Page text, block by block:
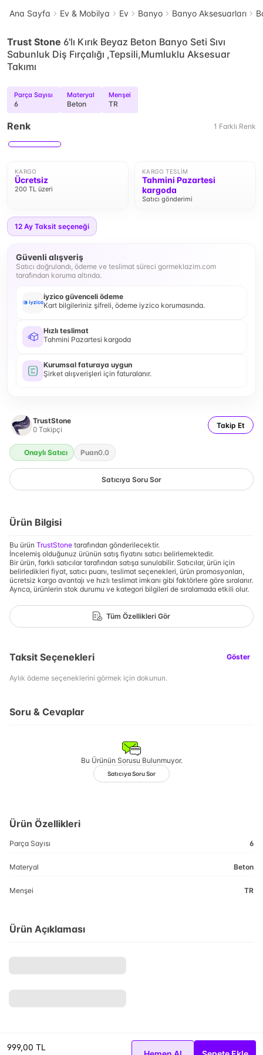
Ana Sayfa Ev & Mobilya Ev Banyo Banyo Aksesuarları
Trust Stone 6'lı Kırık Beyaz Beton Banyo Seti Sıvı
Sabunluk Diş Fırçalığı ,Tepsili,Mumluklu Aksesuar
Takımı
Parça Sayısı
6
Materyal
Beton
Menşei
TR
Renk 1 Farklı Renk
KARGO
Ücretsiz
200 TL üzeri
KARGO TESLIM
Tahmini Pazartesi
kargoda
Satıcı gönderimi
12 Ay Taksit seçeneği
Güvenli alışveriş
Satıcı doğrulandı, ödeme ve teslimat süreci gormeklazim.com
tarafından koruma altında.
iyzico güvenceli ödeme
Kart bilgileriniz şifreli, ödeme iyzico korumasında.
Hızlı teslimat
Tahmini Pazartesi kargoda
Kurumsal faturaya uygun
Şirket alışverişleri için faturalanır.
TrustStone
0 Takipçi Takip Et
Onaylı Satıcı Puan0.0
Satıcıya Soru Sor
Ürün Bilgisi
Bu ürün TrustStone tarafından gönderilecektir.
İncelemiş olduğunuz ürünün satış fiyatını satıcı belirlemektedir.
Bir ürün, farklı satıcılar tarafından satışa sunulabilir. Satıcılar, ürün için
belirledikleri fiyat, satıcı puanı, teslimat seçenekleri, ürün promosyonları,
ücretsiz kargo avantajı ve hızlı teslimat imkanı gibi faktörlere göre sıralanır.
Ayrıca, ürünlerin stok durumu ve kategori bilgileri de sıralamada etkili olur.
Tüm Özellikleri Gör
Taksit Seçenekleri Göster
Aylık ödeme seçeneklerini görmek için dokunun.
Soru & Cevaplar
Bu Ürünün Sorusu Bulunmuyor.
Satıcıya Soru Sor
999,00 TL
Ürün Özellikleri
Parça Sayısı 6
Materyal Beton
Menşei TR
Ürün Açıklaması